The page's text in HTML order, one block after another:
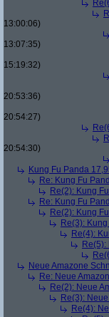
13:00:06)
13:07:35)
15:19:32)
20:53:36)
20:54:27)
20:54:30)
Kung Fu Panda
Re: Kung Fu
Re(2): Kung
Re: Kung Fu
Re(2): Kung
Re(3):
Re(4):
Re(5):
Neue Amazone
Re: Neue
Re(2): Neue
Re(3):
Re(4):